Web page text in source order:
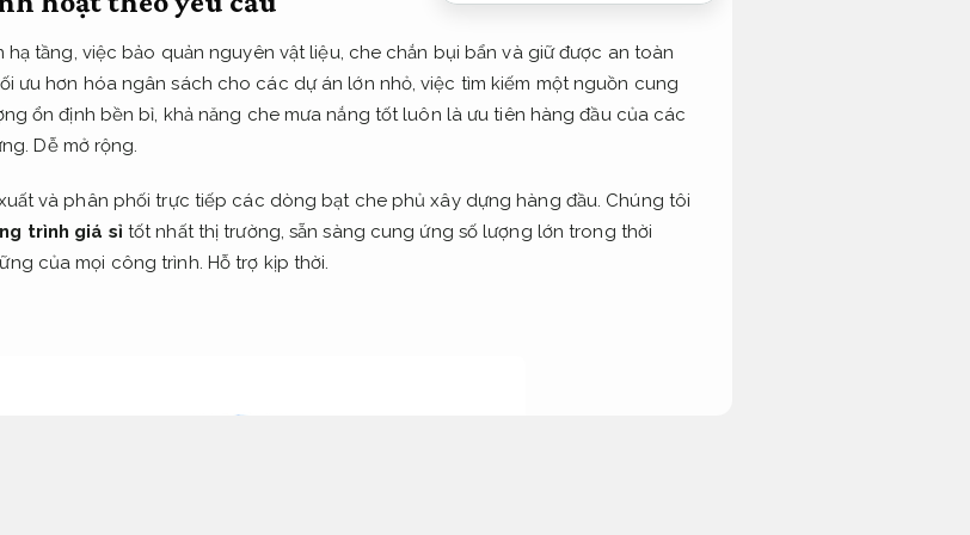
tầng, việc bảo quản nguyên vật liệu, che chắn bụi bẩn và giữ được an toàn
ưu hơn hóa ngân sách cho các dự án lớn nhỏ, việc tìm kiếm một nguồn cung
ổn định bền bỉ, khả năng che mưa nắng tốt luôn là ưu tiên hàng đầu của các
Dễ mở rộng.
và phân phối trực tiếp các dòng bạt che phủ xây dựng hàng đầu. Chúng tôi
trình giá sỉ tốt nhất thị trường, sẵn sàng cung ứng số lượng lớn trong thời
của mọi công trình. Hỗ trợ kịp thời.